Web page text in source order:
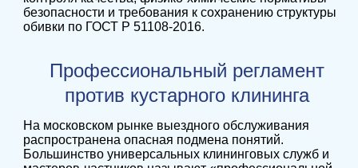
безопасности и требования к сохранению структуры
обивки по ГОСТ Р 51108-2016.
Профессиональный регламент
против кустарного клининга
На московском рынке выездного обслуживания
распространена опасная подмена понятий.
Большинство универсальных клининговых служб и